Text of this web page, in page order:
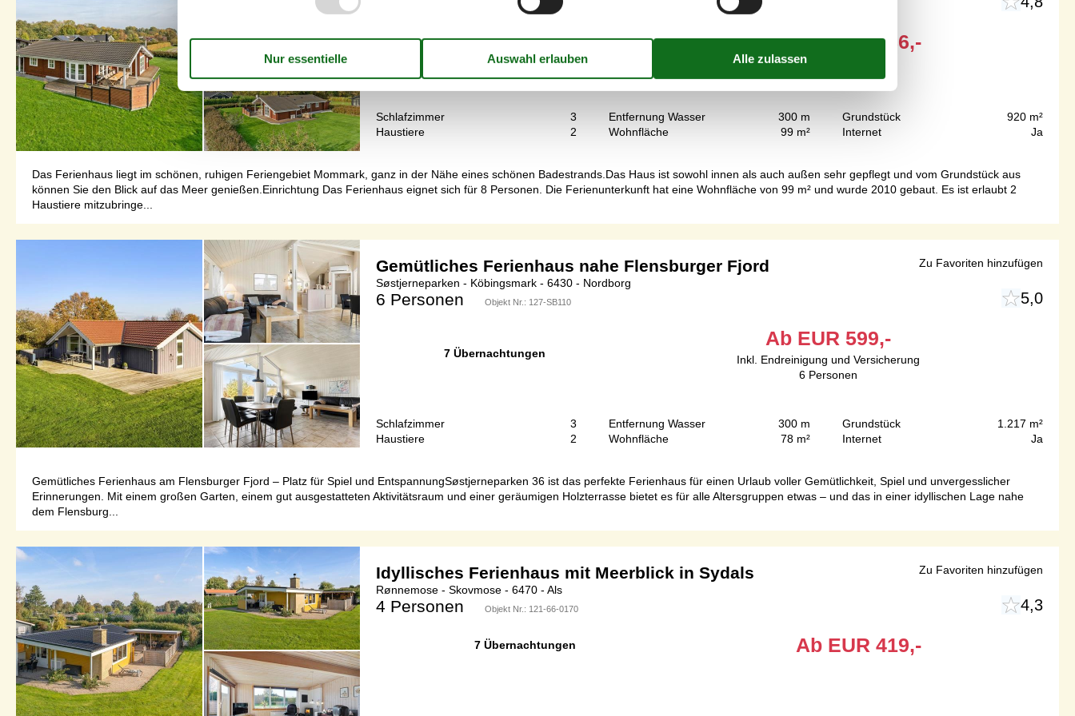
Objekt Nr.: 121-66-3053
7 Übernachtungen Ab EUR 586,-
Schlafzimmer
3
Haustiere
2
Entfernung Wasser
300 m
Wohnfläche
99 m²
Grundstück
920 m²
Internet
Ja
Das Ferienhaus liegt im schönen, ruhigen Feriengebiet Mommark, ganz in der Nähe eines schönen Badestrands.Das Haus ist sowohl innen als auch außen sehr gepflegt und vom Grundstück aus
können Sie den Blick auf das Meer genießen.Einrichtung Das Ferienhaus eignet sich für 8 Personen. Die Ferienunterkunft hat eine Wohnfläche von 99 m² und wurde 2010 gebaut. Es ist erlaubt 2
Haustiere mitzubringe...
Gemütliches Ferienhaus nahe Flensburger Fjord
Søstjerneparken - Köbingsmark - 6430 - Nordborg
6 Personen Objekt Nr.: 127-SB110 5,0
7 Übernachtungen
Ab EUR 599,-
Inkl. Endreinigung und Versicherung
6 Personen
Schlafzimmer
3
Haustiere
2
Entfernung Wasser
300 m
Wohnfläche
78 m²
Grundstück
1.217 m²
Internet
Ja
Gemütliches Ferienhaus am Flensburger Fjord – Platz für Spiel und EntspannungSøstjerneparken 36 ist das perfekte Ferienhaus für einen Urlaub voller Gemütlichkeit, Spiel und unvergesslicher
Erinnerungen. Mit einem großen Garten, einem gut ausgestatteten Aktivitätsraum und einer geräumigen Holzterrasse bietet es für alle Altersgruppen etwas – und das in einer idyllischen Lage nahe
dem Flensburg...
Zu Favoriten hinzufügen
Idyllisches Ferienhaus mit Meerblick in Sydals
Rønnemose - Skovmose - 6470 - Als
4 Personen Objekt Nr.: 121-66-0170 4,3
7 Übernachtungen Ab EUR 419,-
Zu Favoriten hinzufügen